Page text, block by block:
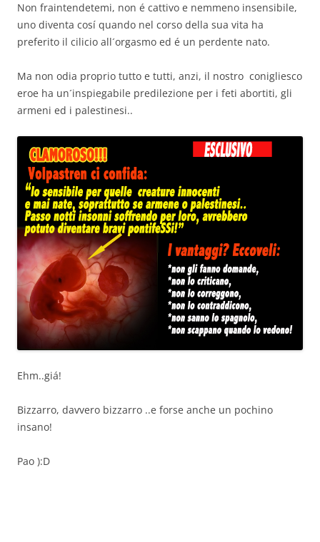
Non fraintendetemi, non é cattivo e nemmeno insensibile,
uno diventa cosí quando nel corso della sua vita ha
preferito il cilicio all´orgasmo ed é un perdente nato.
Ma non odia proprio tutto e tutti, anzi, il nostro conigliesco
eroe ha un´inspiegabile predilezione per i feti abortiti, gli
armeni ed i palestinesi..
Ehm..giá!
Bizzarro, davvero bizzarro ..e forse anche un pochino
insano!
Pao ):D